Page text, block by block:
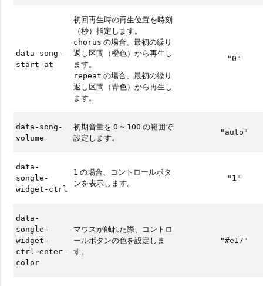
data-song-
start-at
初回再生時の再生位置を時刻
（秒）指定します。
chorus の場合、最初の繰り
返し区間（橙色）から再生し
ます。
repeat の場合、最初の繰り
返し区間（青色）から再生し
ます。
"0"
data-song-
volume
初期音量を0 ~ 100 の範囲で
設定します。
"auto"
data-
songle-
widget-ctrl
1 の場合、コントロールボタ
ンを表示します。
"1"
data-
songle-
widget-
ctrl-enter-
color
マウスが触れた際、コントロ
ールボタンの色を設定しま
す。
"#e17"